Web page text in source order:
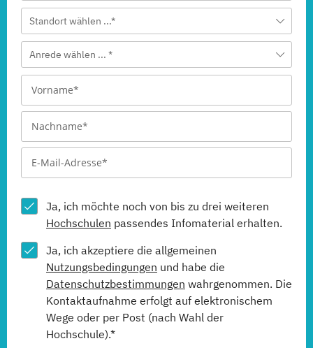
Standort wählen ...*
Anrede wählen ... *
Ja, ich möchte noch von bis zu drei weiteren
Hochschulen passendes Infomaterial erhalten.
Ja, ich akzeptiere die allgemeinen
Nutzungsbedingungen und habe die
Datenschutzbestimmungen wahrgenommen. Die
Kontaktaufnahme erfolgt auf elektronischem
Wege oder per Post (nach Wahl der
Hochschule).*